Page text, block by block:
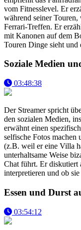
vom Fitnesslevel. Er
während seiner
Ferrari-Treffen. Er
mit Kanonen auf dem
Touren Dinge sieht und
Soziale Medien
03:48:38
Der Streamer spricht
den sozialen Medien,
erwähnt einen
selfische Fotos machen
(z.B. weil er eine Villa
unterhaltsame Weise
Chat führt. Er diskutiert
interpretieren und ob
Essen und Durst
03:54:12